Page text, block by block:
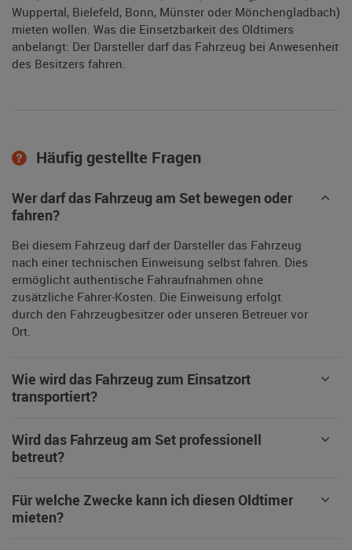
Wuppertal, Bielefeld, Bonn, Münster oder Mönchengladbach)
mieten wollen. Was die Einsetzbarkeit des Oldtimers
anbelangt: Der Darsteller darf das Fahrzeug bei Anwesenheit
des Besitzers fahren.
Häufig gestellte Fragen
Wer darf das Fahrzeug am Set bewegen oder
fahren?
Bei diesem Fahrzeug darf der Darsteller das Fahrzeug
nach einer technischen Einweisung selbst fahren. Dies
ermöglicht authentische Fahraufnahmen ohne
zusätzliche Fahrer-Kosten. Die Einweisung erfolgt
durch den Fahrzeugbesitzer oder unseren Betreuer vor
Ort.
Wie wird das Fahrzeug zum Einsatzort
transportiert?
Wird das Fahrzeug am Set professionell
betreut?
Für welche Zwecke kann ich diesen Oldtimer
mieten?